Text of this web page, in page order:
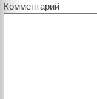
Комментарий